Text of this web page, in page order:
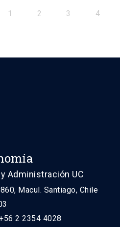
1 2 3 4
Administración UC
Macul. Santiago, Chile
2 2354 4028